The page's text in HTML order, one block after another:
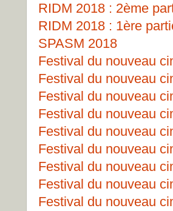
RIDM 2018 : 2ème
RIDM 2018 : 1ère
SPASM 2018
Festival du nouveau
Festival du nouveau
Festival du nouveau
Festival du nouveau
Festival du nouveau
Festival du nouveau
Festival du nouveau
Festival du nouveau
Festival du nouveau